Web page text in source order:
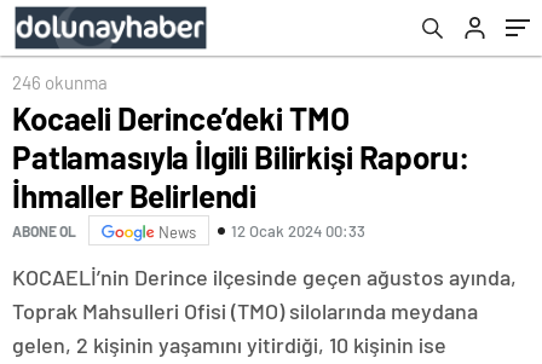
246 okunma
Kocaeli Derince’deki TMO
Patlamasıyla İlgili Bilirkişi Raporu:
İhmaller Belirlendi
ABONE OL News 12 Ocak 2024 00:33
KOCAELİ’nin Derince ilçesinde geçen ağustos ayında,
Toprak Mahsulleri Ofisi (TMO) silolarında meydana
gelen, 2 kişinin yaşamını yitirdiği, 10 kişinin ise